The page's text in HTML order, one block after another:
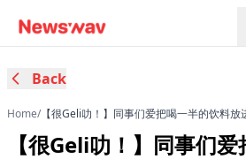
Back
Home/【很Geli叻！】同事们爱把喝一半的饮料放
【很Geli叻！】同事们